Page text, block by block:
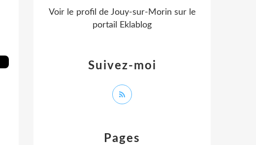
Pages
Suivez-moi
Voir le profil de Jouy-sur-Morin sur le
portail Eklablog